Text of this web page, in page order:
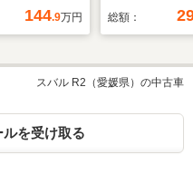
ヒーター/ア
/USBジャッ
接
144.9万円
イト 両側パ
ックカメラ
キー アイド
ETC2.0 ダブ
総額：
スバル R2（愛媛県）の中古車
を受け取る